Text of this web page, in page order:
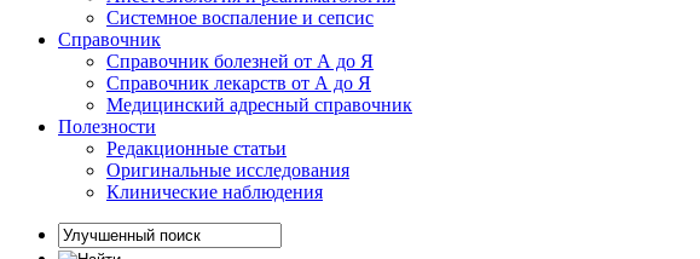
Системное воспаление и сепсис
Справочник
Справочник болезней от А до Я
Справочник лекарств от А до Я
Медицинский адресный справочник
Полезности
Редакционные статьи
Оригинальные исследования
Клинические наблюдения